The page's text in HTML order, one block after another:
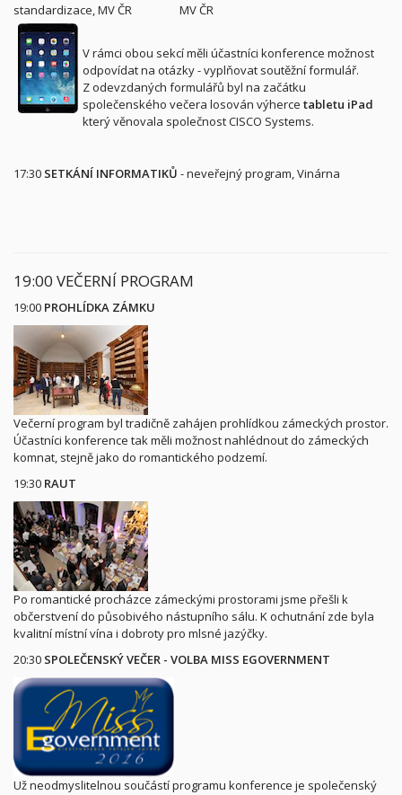
standardizace, MV ČR
MV ČR
V rámci obou sekcí měli účastníci konference možnost
odpovídat na otázky - vyplňovat soutěžní formulář.
Z odevzdaných formulářů byl na začátku
společenského večera losován výherce tabletu iPad
který věnovala společnost CISCO Systems.
17:30 SETKÁNÍ INFORMATIKŮ - neveřejný program, Vinárna
19:00 VEČERNÍ PROGRAM
19:00 PROHLÍDKA ZÁMKU
Večerní program byl tradičně zahájen prohlídkou zámeckých prostor.
Účastníci konference tak měli možnost nahlédnout do zámeckých
komnat, stejně jako do romantického podzemí.
19:30 RAUT
Po romantické procházce zámeckými prostorami jsme přešli k
občerstvení do působivého nástupního sálu. K ochutnání zde byla
kvalitní místní vína i dobroty pro mlsné jazýčky.
20:30 SPOLEČENSKÝ VEČER - VOLBA MISS EGOVERNMENT
Už neodmyslitelnou součástí programu konference je společenský